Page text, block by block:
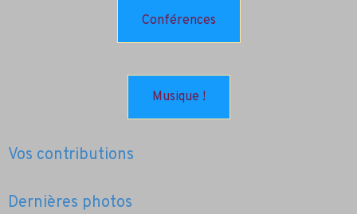
Conférences
Musique !
Vos contributions
Dernières photos